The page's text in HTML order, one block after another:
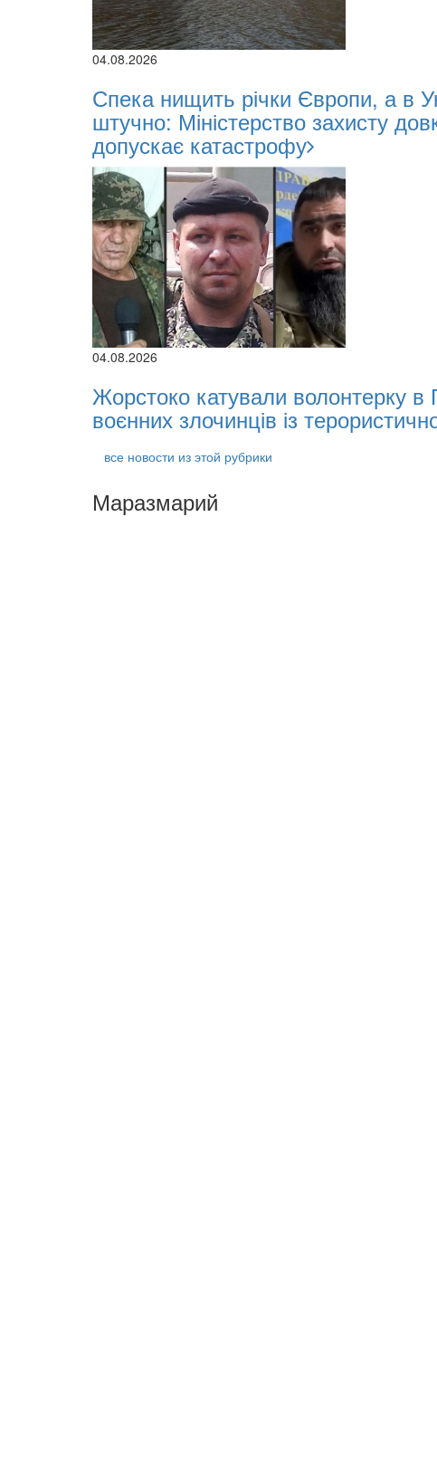
04.08.2026
Спека нищить річки Європи, а в
штучно: Міністерство захисту
допускає катастрофу
04.08.2026
Жорстоко катували волонтерку в
воєнних злочинців із
все новости из этой рубрики
Маразмарий